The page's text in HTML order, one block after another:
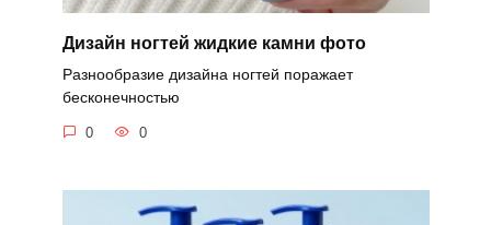
Дизайн ногтей жидкие камни фото
Разнообразие дизайна ногтей поражает
бесконечностью
0 0